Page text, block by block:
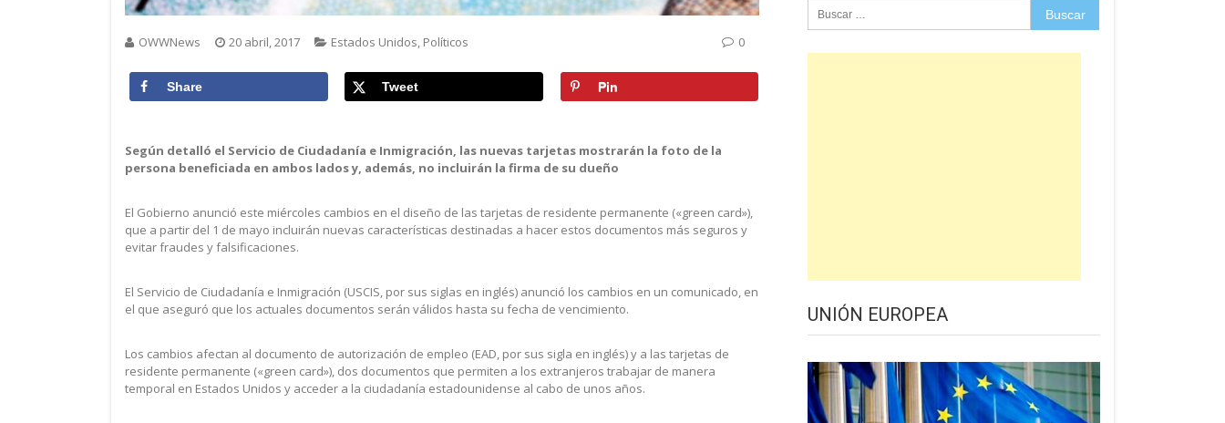
OWWNews 20 abril, 2017 Estados Unidos, Políticos 0
Share Tweet Pin
Según detalló el Servicio de Ciudadanía e Inmigración, las nuevas tarjetas mostrarán la foto de la
persona beneficiada en ambos lados y, además, no incluirán la firma de su dueño
El Gobierno anunció este miércoles cambios en el diseño de las tarjetas de residente permanente («green card»),
que a partir del 1 de mayo incluirán nuevas características destinadas a hacer estos documentos más seguros y
evitar fraudes y falsificaciones.
El Servicio de Ciudadanía e Inmigración (USCIS, por sus siglas en inglés) anunció los cambios en un comunicado, en
el que aseguró que los actuales documentos serán válidos hasta su fecha de vencimiento.
Los cambios afectan al documento de autorización de empleo (EAD, por sus sigla en inglés) y a las tarjetas de
residente permanente («green card»), dos documentos que permiten a los extranjeros trabajar de manera
temporal en Estados Unidos y acceder a la ciudadanía estadounidense al cabo de unos años.
UNIÓN EUROPEA